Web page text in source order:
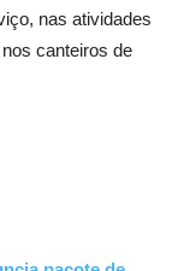
nas atividades
canteiros de